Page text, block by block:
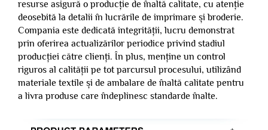
resurse asigură o producție de înaltă calitate, cu atenție
deosebită la detalii în lucrările de imprimare și broderie.
Compania este dedicată integrității, lucru demonstrat
prin oferirea actualizărilor periodice privind stadiul
producției către clienți. În plus, menține un control
riguros al calității pe tot parcursul procesului, utilizând
materiale textile și de ambalare de înaltă calitate pentru
a livra produse care îndeplinesc standarde înalte.